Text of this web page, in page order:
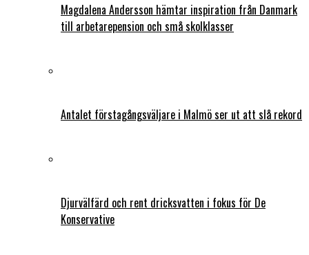
Magdalena Andersson hämtar inspiration från Danmark
till arbetarepension och små skolklasser
Antalet förstagångsväljare i Malmö ser ut att slå rekord
Djurvälfärd och rent dricksvatten i fokus för De
Konservative